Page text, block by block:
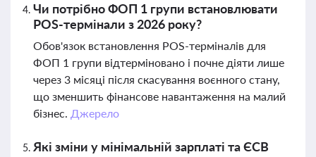
Чи потрібно ФОП 1 групи встановлювати
POS-термінали з 2026 року?
Обов'язок встановлення POS-терміналів для
ФОП 1 групи відтерміновано і почне діяти лише
через 3 місяці після скасування воєнного стану,
що зменшить фінансове навантаження на малий
бізнес. Джерело
Які зміни у мінімальній зарплаті та ЄСВ